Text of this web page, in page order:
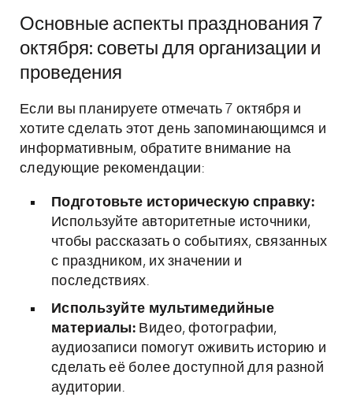
Основные аспекты празднования 7
октября: советы для организации и
проведения
Если вы планируете отмечать 7 октября и
хотите сделать этот день запоминающимся и
информативным, обратите внимание на
следующие рекомендации:
Подготовьте историческую справку:
Используйте авторитетные источники,
чтобы рассказать о событиях, связанных
с праздником, их значении и
последствиях.
Используйте мультимедийные
материалы: Видео, фотографии,
аудиозаписи помогут оживить историю и
сделать её более доступной для разной
аудитории.